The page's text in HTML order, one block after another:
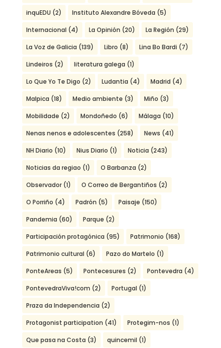
inquEDU (2) Instituto Alexandre Bóveda (5)
Internacional (4) La Opinión (20) La Región (29)
La Voz de Galicia (139) Libro (8) Lina Bo Bardi (7)
Lindeiros (2) literatura galega (1)
Lo Que Yo Te Digo (2) Ludantia (4) Madrid (4)
Malpica (18) Medio ambiente (3) Miño (3)
Mobilidade (2) Mondoñedo (6) Málaga (10)
Nenas nenos e adolescentes (258) News (41)
NH Diario (10) Nius Diario (1) Noticia (243)
Noticias da regiao (1) O Barbanza (2)
Observador(1) O Correo de Bergantiños (2)
O Porriño (4) Padrón (5) Paisaje (150)
Pandemia (60) Parque (2)
Participación protagónica (95) Patrimonio (168)
Patrimonio cultural (6) Pazo do Martelo (1)
PonteAreas (5) Pontecesures (2) Pontevedra (4)
PontevedraViva!com (2) Portugal (1)
Praza da Independencia (2)
Protagonist participation (41) Protegim-nos (1)
Que pasa na Costa (3) quincemil (1)